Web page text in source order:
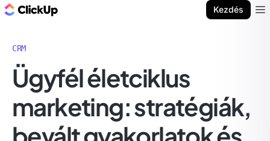
Kezdés
CRM
Ügyfél életciklus
marketing: stratégiák,